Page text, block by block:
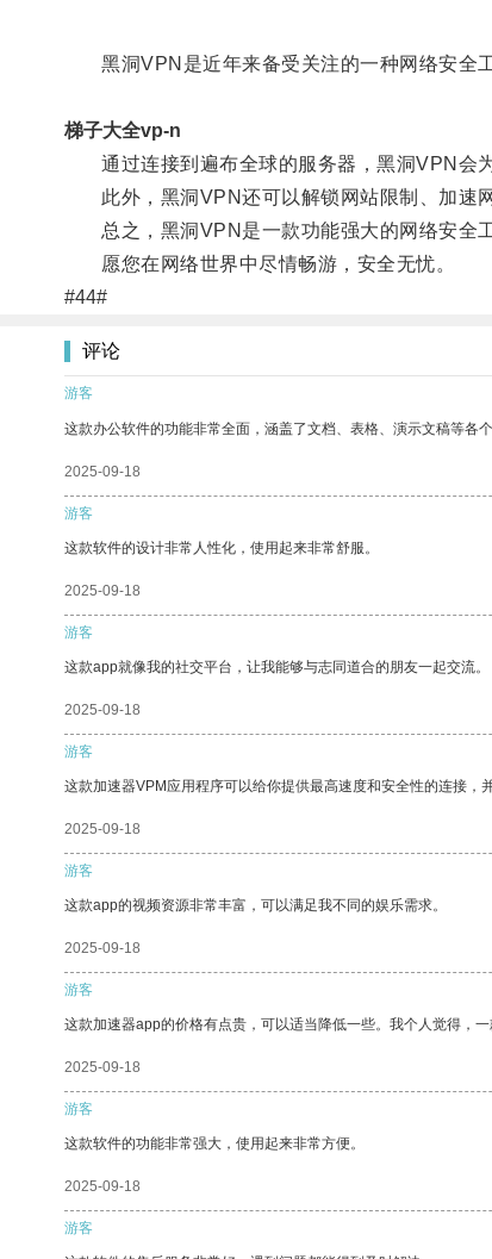
黑洞VPN是近年来备受关注的一种网络安全工
梯子大全vp-n
通过连接到遍布全球的服务器，黑洞VPN会为
此外，黑洞VPN还可以解锁网站限制、加速网
总之，黑洞VPN是一款功能强大的网络安全工
愿您在网络世界中尽情畅游，安全无忧。
#44#
评论
游客
这款办公软件的功能非常全面，涵盖了文档、表格、演示文稿等各
2025-09-18
游客
这款软件的设计非常人性化，使用起来非常舒服。
2025-09-18
游客
这款app就像我的社交平台，让我能够与志同道合的朋友一起交流。
2025-09-18
游客
这款加速器VPM应用程序可以给你提供最高速度和安全性的连接，
2025-09-18
游客
这款app的视频资源非常丰富，可以满足我不同的娱乐需求。
2025-09-18
游客
这款加速器app的价格有点贵，可以适当降低一些。我个人觉得，
2025-09-18
游客
这款软件的功能非常强大，使用起来非常方便。
2025-09-18
游客